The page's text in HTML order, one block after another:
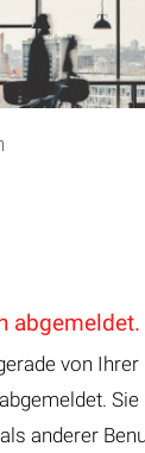
abgemeldet.
von
anderer